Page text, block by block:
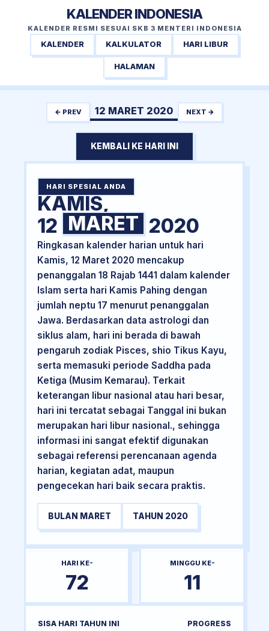
KALENDER INDONESIA
KALENDER RESMI SESUAI SKB 3 MENTERI INDONESIA
KALENDER KALKULATOR HARI LIBUR
HALAMAN
← PREV 12 MARET 2020 NEXT →
KEMBALI KE HARI INI
HARI SPESIAL ANDA
KAMIS,
12 MARET 2020
Ringkasan kalender harian untuk hari
Kamis, 12 Maret 2020 mencakup
penanggalan 18 Rajab 1441 dalam kalender
Islam serta hari Kamis Pahing dengan
jumlah neptu 17 menurut penanggalan
Jawa. Berdasarkan data astrologi dan
siklus alam, hari ini berada di bawah
pengaruh zodiak Pisces, shio Tikus Kayu,
serta memasuki periode Saddha pada
Ketiga (Musim Kemarau). Terkait
keterangan libur nasional atau hari besar,
hari ini tercatat sebagai Tanggal ini bukan
merupakan hari libur nasional., sehingga
informasi ini sangat efektif digunakan
sebagai referensi perencanaan agenda
harian, kegiatan adat, maupun
pengecekan hari baik secara praktis.
BULAN MARET TAHUN 2020
HARI KE-
72
MINGGU KE-
11
SISA HARI TAHUN INI PROGRESS